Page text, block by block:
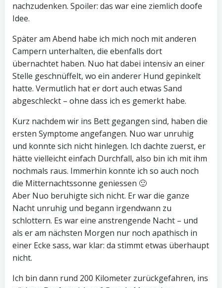
nachzudenken. Spoiler: das war eine ziemlich doofe
Idee.
Später am Abend habe ich mich noch mit anderen
Campern unterhalten, die ebenfalls dort
übernachtet haben. Nuo hat dabei intensiv an einer
Stelle geschnüffelt, wo ein anderer Hund gepinkelt
hatte. Vermutlich hat er dort auch etwas Sand
abgeschleckt – ohne dass ich es gemerkt habe.
Kurz nachdem wir ins Bett gegangen sind, haben die
ersten Symptome angefangen. Nuo war unruhig
und konnte sich nicht hinlegen. Ich dachte zuerst, er
hätte vielleicht einfach Durchfall, also bin ich mit ihm
nochmals raus. Immerhin konnte ich so auch noch
die Mitternachtssonne geniessen 🙂
Aber Nuo beruhigte sich nicht. Er war die ganze
Nacht unruhig und begann irgendwann zu
schlottern. Es war eine anstrengende Nacht – und
als er am nächsten Morgen nur noch apathisch in
einer Ecke sass, war klar: da stimmt etwas überhaupt
nicht.
Ich bin dann rund 200 Kilometer zurückgefahren, ins